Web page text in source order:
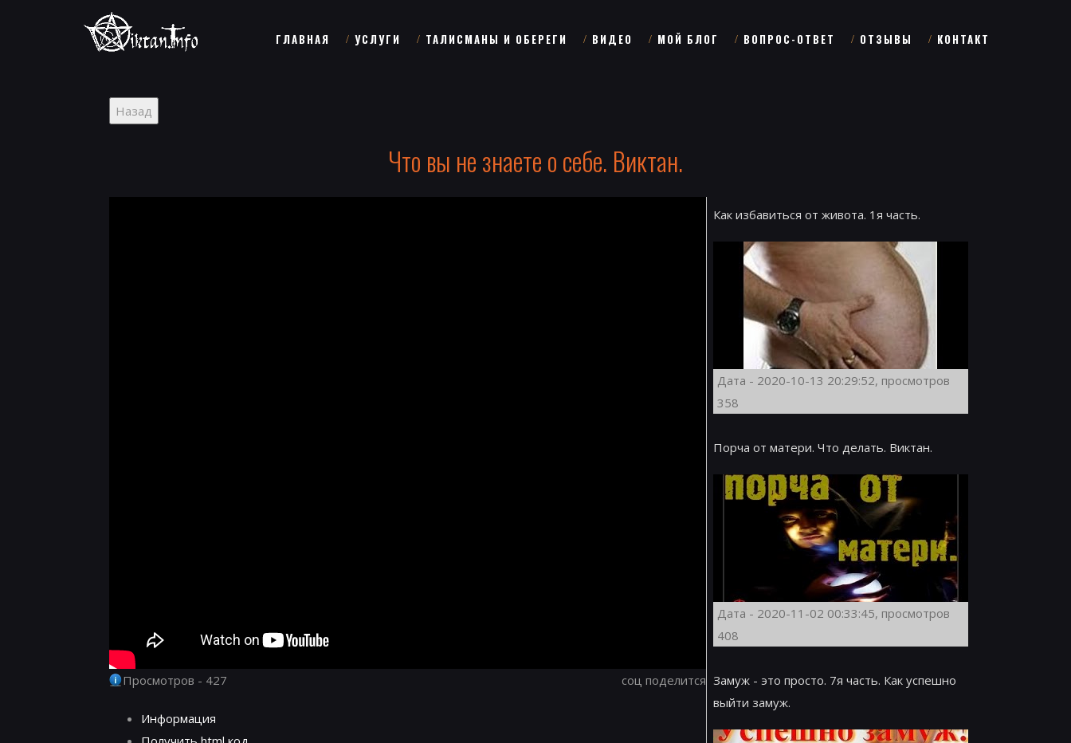
ГЛАВНАЯ УСЛУГИ ТАЛИСМАНЫ И ОБЕРЕГИ ВИДЕО МОЙ БЛОГ ВОПРОС-ОТВЕТ ОТЗЫВЫ КОНТАКТ
Что вы не знаете о себе. Виктан.
Просмотров - 427 соц поделится
Информация
Как избавиться от живота. 1я часть.
Дата - 2020-10-13 20:29:52, просмотров
358
Порча от матери. Что делать. Виктан.
Дата - 2020-11-02 00:33:45, просмотров
408
Замуж - это просто. 7я часть. Как успешно
выйти замуж.